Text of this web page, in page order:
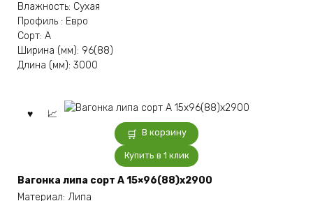
Влажность: Сухая
Профиль : Евро
Сорт: А
Ширина (мм): 96(88)
Длина (мм): 3000
В корзину
Купить в 1 клик
Вагонка липа сорт А 15×96(88)x2900
Материал: Липа